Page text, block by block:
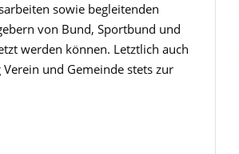
sowie begleitenden
von Bund, Sportbund und
werden können. Letztlich auch
Verein und Gemeinde stets zur